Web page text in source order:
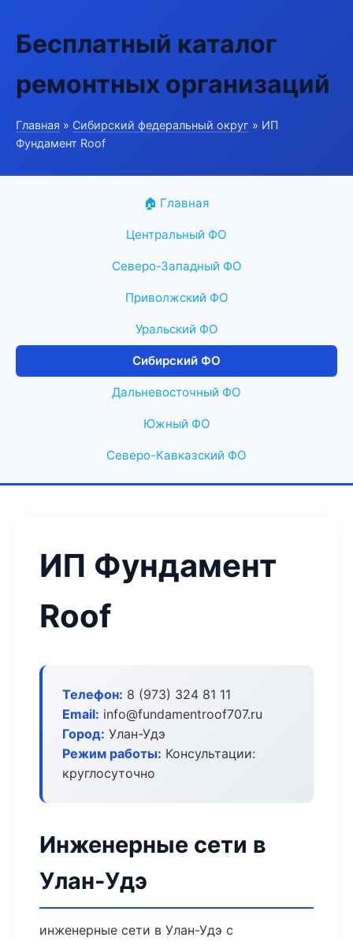
Бесплатный каталог
ремонтных организаций
Главная » Сибирский федеральный округ » ИП
Фундамент Roof
🏠 Главная
Центральный ФО
Северо-Западный ФО
Приволжский ФО
Уральский ФО
Сибирский ФО
Дальневосточный ФО
Южный ФО
Северо-Кавказский ФО
ИП Фундамент
Roof
Телефон: 8 (973) 324 81 11
Email: info@fundamentroof707.ru
Город: Улан-Удэ
Режим работы: Консультации:
круглосуточно
Инженерные сети в
Улан-Удэ
инженерные сети в Улан-Удэ с